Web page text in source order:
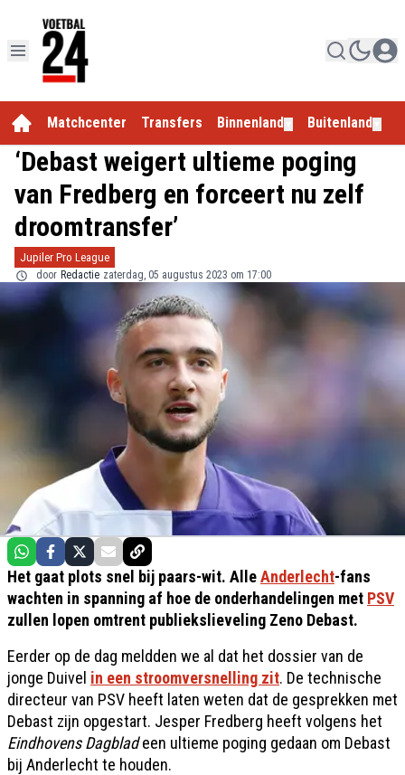
Matchcenter Transfers Binnenland Buitenland
‘Debast weigert ultieme poging
van Fredberg en forceert nu zelf
droomtransfer’
Jupiler Pro League
door Redactie zaterdag, 05 augustus 2023 om 17:00
Het gaat plots snel bij paars-wit. AlleAnderlecht-fans
wachten in spanning af hoe de onderhandelingen met PSV
zullen lopen omtrent publiekslieveling Zeno Debast.
Eerder op de dag meldden we al dat het dossier van de
jonge Duivel in een stroomversnelling zit. De technische
directeur van PSV heeft laten weten dat de gesprekken met
Debast zijn opgestart. Jesper Fredberg heeft volgens het
Eindhovens Dagbladeen ultieme poging gedaan om Debast
bij Anderlecht te houden.